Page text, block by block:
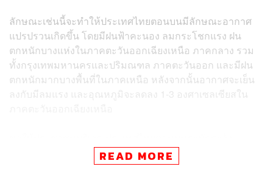
ลักษณะเช่นนี้จะทำให้ประเทศไทยตอนบนมีลักษณะอากาศ
แปรปรวนเกิดขึ้น โดยมีฝนฟ้าคะนอง ลมกระโชกแรง ฝน
ตกหนักบางแห่งในภาคตะวันออกเฉียงเหนือ ภาคกลาง รวม
ทั้งกรุงเทพมหานครและปริมณฑล ภาคตะวันออก และมีฝน
ตกหนักมากบางพื้นที่ในภาคเหนือ หลังจากนั้นอากาศจะเย็น
ลงกับมีลมแรง และอุณหภูมิจะลดลง 1-3 องศาเซลเซียสใน
อันตรายจากฝนฟ้าคะนอง ลมกระโชกแรง ฝนตกหนักถึงหนัก
มากและฝนที่ตกสะสมซึ่งอาจทำให้เกิดน้ำท่วมฉับพลันและ
READ MORE